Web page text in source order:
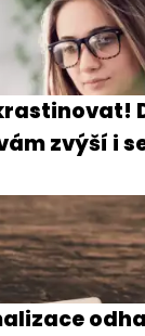
zvýší i